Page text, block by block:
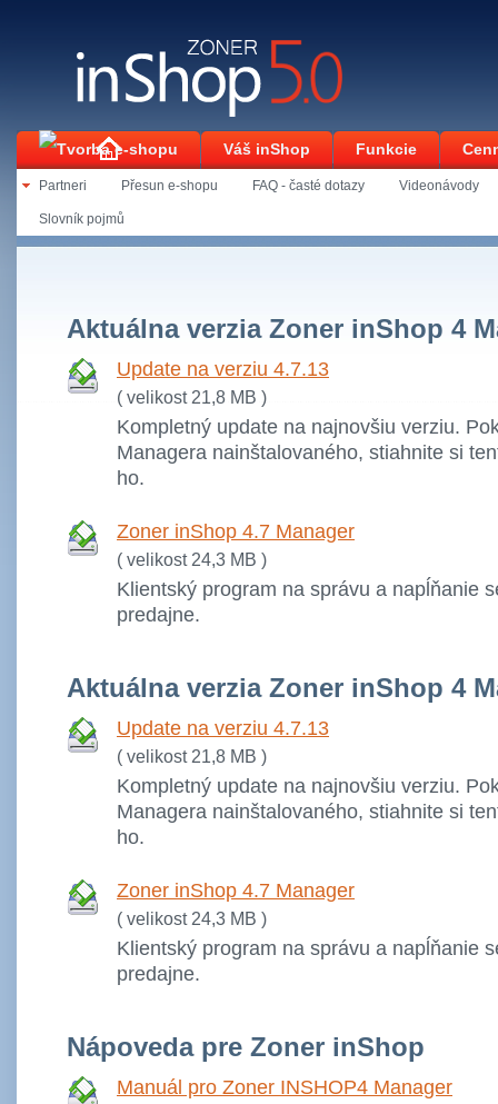
Váš inShop Funkcie
Partneri Přesun e-shopu FAQ - časté dotazy Videonávody
Slovník pojmů
Kontakt
Úvodní stránka
Aktuálna verzia Zoner inShop 4
Update na verziu 4.7.13
( velikost 21,8 MB )
Kompletný update na najnovšiu verziu.
Managera nainštalovaného, stiahnite si
ho.
Zoner inShop 4.7 Manager
( velikost 24,3 MB )
Klientský program na správu a napĺňanie
predajne.
Aktuálna verzia Zoner inShop 4
Update na verziu 4.7.13
( velikost 21,8 MB )
Kompletný update na najnovšiu verziu.
Managera nainštalovaného, stiahnite si
ho.
Zoner inShop 4.7 Manager
( velikost 24,3 MB )
Klientský program na správu a napĺňanie
predajne.
Nápoveda pre Zoner inShop
Manuál pro Zoner INSHOP4 Manager